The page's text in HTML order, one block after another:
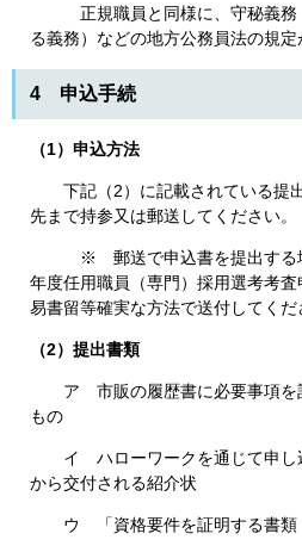
正規職員と同様に、守秘義務
る義務）などの地方公務員法の規定
4 申込手続
（1）申込方法
下記（2）に記載されている提
先まで持参又は郵送してください。
※ 郵送で申込書を提出する場
年度任用職員（専門）採用選考考
易書留等確実な方法で送付してくだ
（2）提出書類
ア 市販の履歴書に必要事項を
もの
イ ハローワークを通じて申し
から交付される紹介状
ウ 「資格要件を証明する書類（